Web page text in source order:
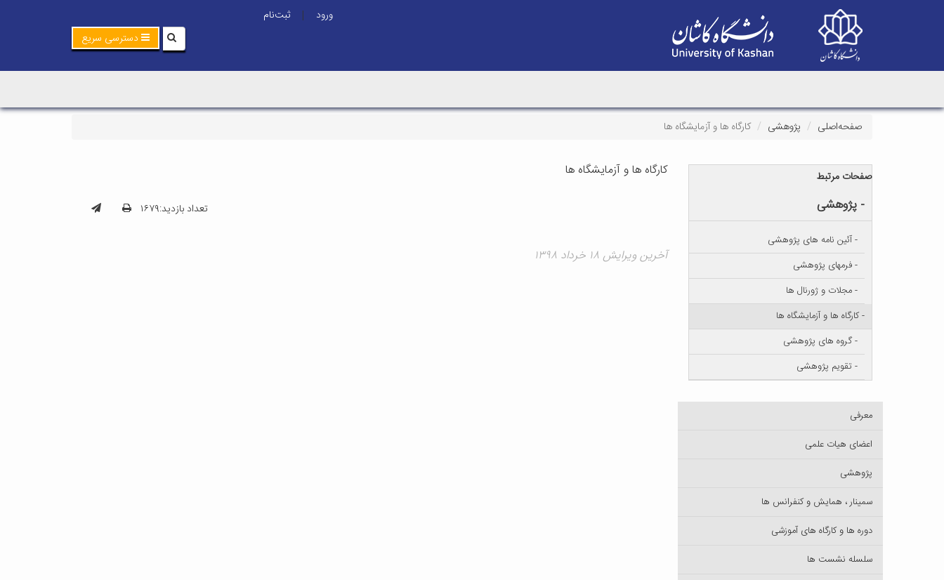
ورود |
ثبت‌نام
دسترسی سریع
صفحه‌اصلی پژوهشی کارگاه ها و آزمایشگاه ها
کارگاه ها و آزمایشگاه ها
تعداد بازدید:۱۶۷۹
آخرین ویرایش ۱۸ خرداد ۱۳۹۸
صفحات مرتبط
- پژوهشی
- آئین نامه های پژوهشی
- فرمهای پژوهشی
- مجلات و ژورنال ها
- کارگاه ها و آزمایشگاه ها
- گروه های پژوهشی
- تقویم پژوهشی
معرفی
اعضای هیات علمی
پژوهشی
سمینار ، همایش و کنفرانس ها
دوره ها و کارگاه های آموزشی
سلسله نشست ها